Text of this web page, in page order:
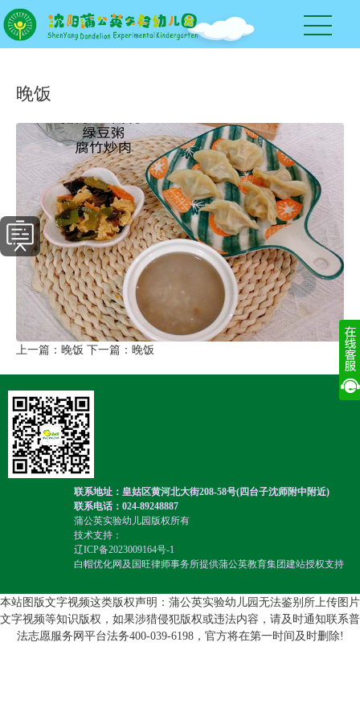
晚饭
上一篇： 晚饭 下一篇： 晚饭
联系地址：皇姑区黄河北大街208-58号(四台子沈师附中附近)
联系电话：024-89248887
蒲公英实验幼儿园版权所有
技术支持：
辽ICP备2023009164号-1
白帽优化网及国旺律师事务所提供蒲公英教育集团建站授权支持
本站图版文字视频这类版权声明：蒲公英实验幼儿园无法鉴别所上传图片
文字视频等知识版权，如果涉猎侵犯版权或违法内容，请及时通知联系普
法志愿服务网平台法务400-039-6198，官方将在第一时间及时删除!